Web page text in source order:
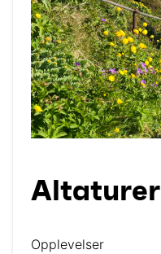
Altaturer
Opplevelser